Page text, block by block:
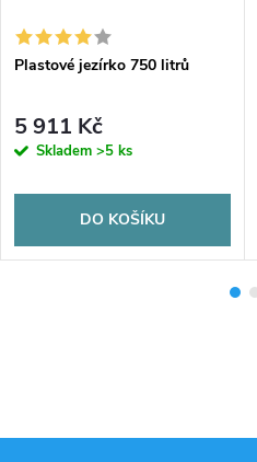
Plastové jezírko 750 litrů
5 911 Kč
Skladem >5 ks
DO KOŠÍKU